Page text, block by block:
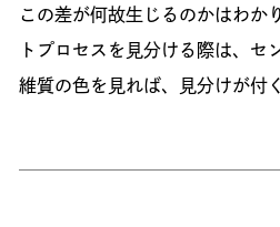
この差が何故生じるのかはわか
トプロセスを見分ける際は、セ
維質の色を見れば、見分けが付